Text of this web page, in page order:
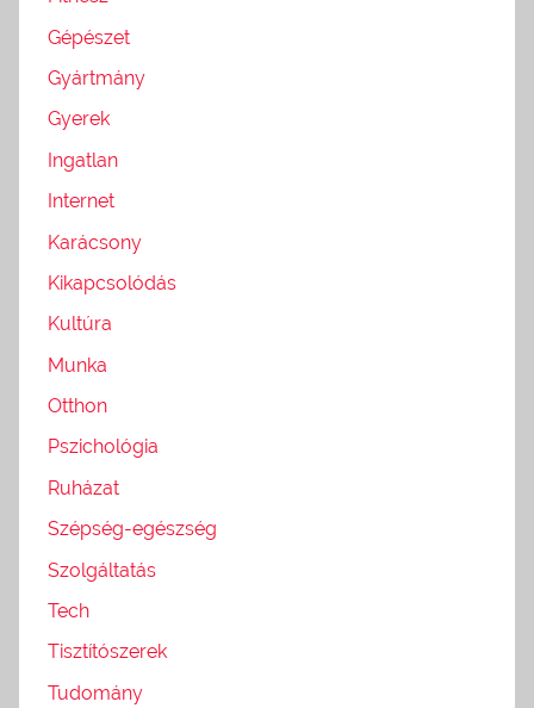
Gépészet
Gyártmány
Gyerek
Ingatlan
Internet
Karácsony
Kikapcsolódás
Kultúra
Munka
Otthon
Pszichológia
Ruházat
Szépség-egészség
Szolgáltatás
Tech
Tisztítószerek
Tudomány